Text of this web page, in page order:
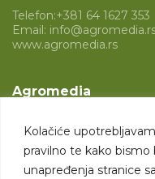
Kolačiće
pravilno te kako bismo
unapređenja stranice
Telefon:+381 64 1627 353
Email:
www.agromedia.rs
Agromedia
Svet poljoprivrede
Marketing usluge